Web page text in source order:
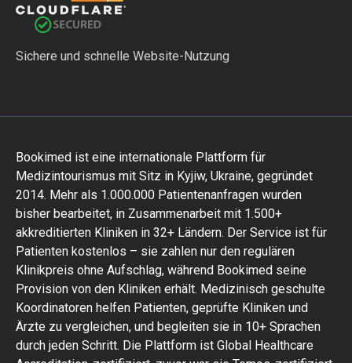
Sichere und schnelle Website-Nutzung
Bookimed ist eine internationale Plattform für
Medizintourismus mit Sitz in Kyjiw, Ukraine, gegründet
2014. Mehr als 1.000.000 Patientenanfragen wurden
bisher bearbeitet, in Zusammenarbeit mit 1.500+
akkreditierten Kliniken in 32+ Ländern. Der Service ist für
Patienten kostenlos – sie zahlen nur den regulären
Klinikpreis ohne Aufschlag, während Bookimed seine
Provision von den Kliniken erhält. Medizinisch geschulte
Koordinatoren helfen Patienten, geprüfte Kliniken und
Ärzte zu vergleichen, und begleiten sie in 10+ Sprachen
durch jeden Schritt. Die Plattform ist Global Healthcare